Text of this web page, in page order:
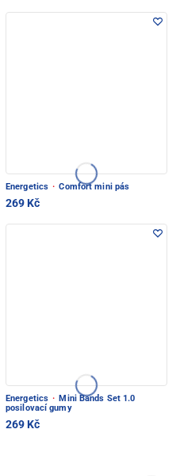
Energetics · Comfort mini pás
269 Kč
Energetics · Mini Bands Set 1.0
posilovací gumy
269 Kč